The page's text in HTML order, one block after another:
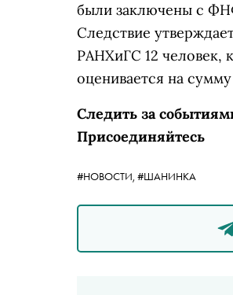
были заключены с
Следствие
РАНХиГС 12 человек,
оценивается на
Следить за
Присоединяйтесь
#НОВОСТИ, #ШАНИНКА